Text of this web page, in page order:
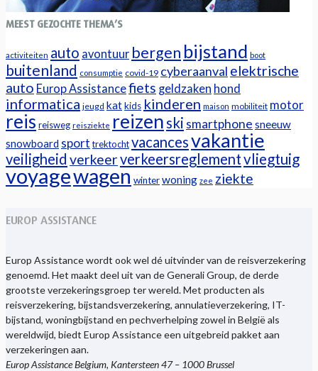
MEEST GEZOCHTE THEMA’S
activiteiten auto avontuur bergen bijstand boot
buitenland consumptie covid-19 cyberaanval elektrische
auto Europ Assistancefiets geldzaken hond
informatica jeugd katkids kinderen maison mobiliteit motor
reis reisweg reisziekte reizen ski smartphone sneeuw
snowboard sport trektochtvacancesvakantie
veiligheid verkeerverkeersreglementvliegtuig
voyagewagenwinterwoning zee ziekte
EUROP ASSISTANCE
Europ Assistance wordt ook wel dé uitvinder van de reisverzekering
genoemd. Het maakt deel uit van de Generali Group, de derde
grootste verzekeringsgroep ter wereld. Met producten als
reisverzekering, bijstandsverzekering, annulatieverzekering, IT-
bijstand, woningbijstand en pechverhelping zowel in België als
wereldwijd, biedt Europ Assistance een uitgebreid pakket aan
verzekeringen aan.
Europ Assistance Belgium, Kantersteen 47 – 1000 Brussel